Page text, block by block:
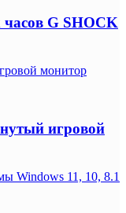
G SHOCK
монитор
игровой
Windows 11, 10, 8.1